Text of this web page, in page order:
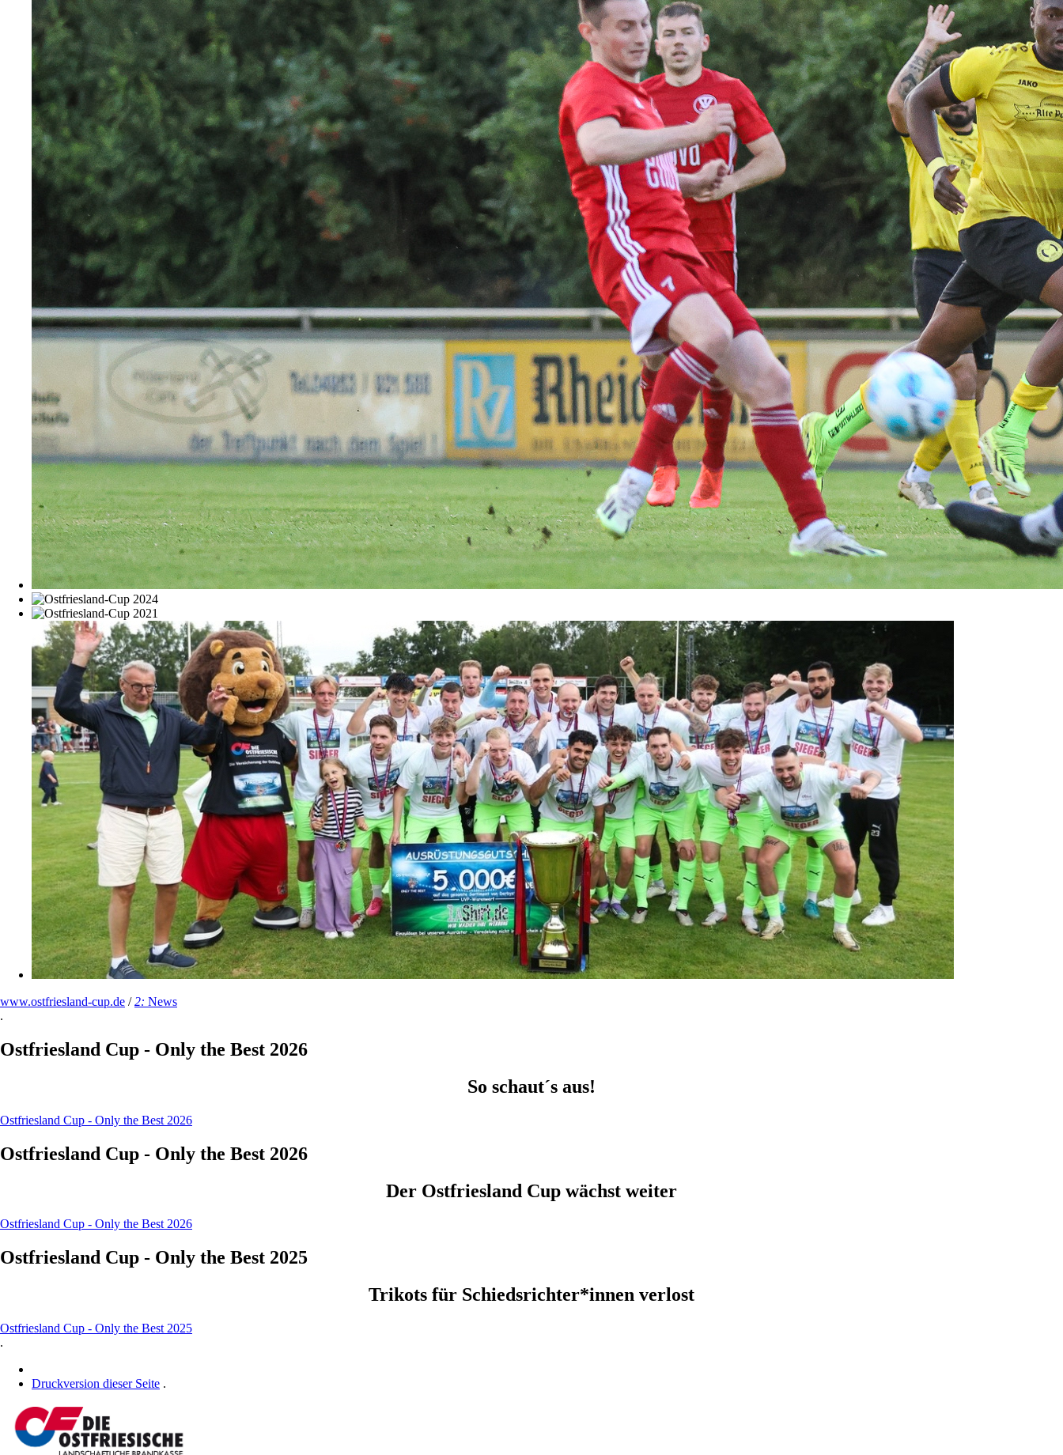
www.ostfriesland-cup.de /2: News
.
Ostfriesland Cup - Only the Best 2026
So schaut´s aus!
Ostfriesland Cup - Only the Best 2026
Ostfriesland Cup - Only the Best 2026
Der Ostfriesland Cup wächst weiter
Ostfriesland Cup - Only the Best 2026
Ostfriesland Cup - Only the Best 2025
Trikots für Schiedsrichter*innen verlost
Ostfriesland Cup - Only the Best 2025
.
Druckversion dieser Seite .